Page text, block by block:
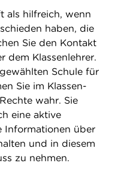
als hilfreich, wenn
haben, die
Sie den Kontakt
dem Klassenlehrer.
Schule für
Sie im Klassen-
wahr. Sie
eine aktive
Informationen über
und in diesem
zu nehmen.